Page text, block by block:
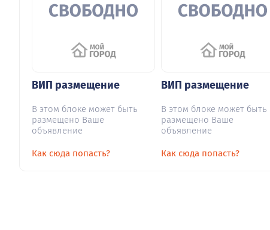
ВИП размещение
В этом блоке может быть
размещено Ваше
объявление
Как сюда попасть?
ВИП размещение
В этом блоке может быть
размещено Ваше
объявление
Как сюда попасть?